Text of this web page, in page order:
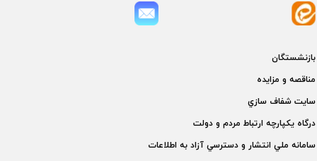
بازنشستگان
مناقصه و مزايده
سايت شفاف سازي
درگاه يكپارچه ارتباط مردم و دولت
سامانه ملي انتشار و دسترسي آزاد به اطلاعات